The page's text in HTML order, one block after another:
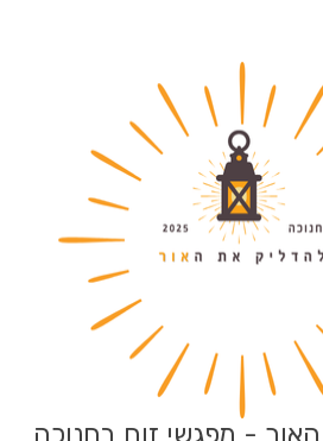
- מפגשי זום בחנוכה